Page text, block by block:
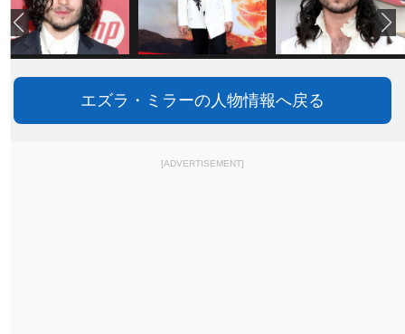
エズラ・ミラーの人物情報へ戻る
[ADVERTISEMENT]